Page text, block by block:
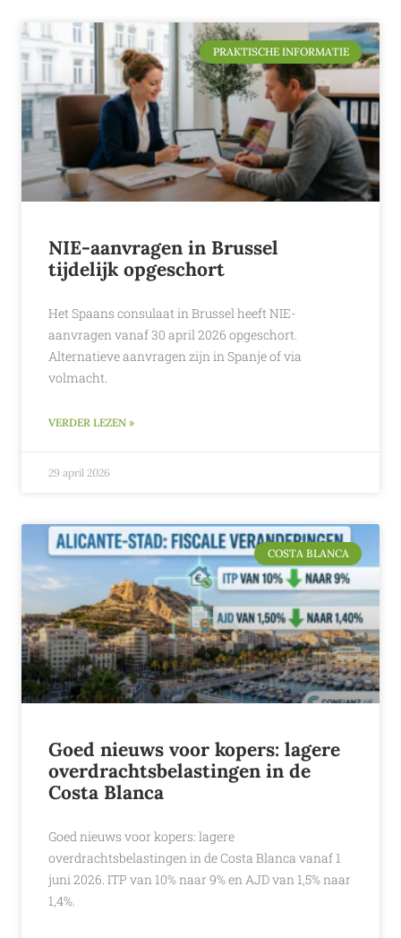
PRAKTISCHE INFORMATIE
NIE-aanvragen in Brussel
tijdelijk opgeschort
Het Spaans consulaat in Brussel heeft NIE-
aanvragen vanaf 30 april 2026 opgeschort.
Alternatieve aanvragen zijn in Spanje of via
volmacht.
VERDER LEZEN »
29 april 2026
COSTA BLANCA
Goed nieuws voor kopers: lagere
overdrachtsbelastingen in de
Costa Blanca
Goed nieuws voor kopers: lagere
overdrachtsbelastingen in de Costa Blanca vanaf 1
juni 2026. ITP van 10% naar 9% en AJD van 1,5% naar
1,4%.